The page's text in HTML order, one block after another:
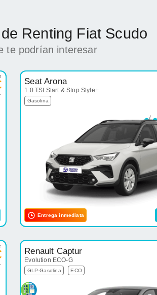
Renting Fiat Scudo
te podrían interesar
Seat Arona
1.0 TSI Start & Stop Style+
Gasolina
Entrega inmediata
Renault Captur
Evolution ECO-G
GLP-Gasolina ECO